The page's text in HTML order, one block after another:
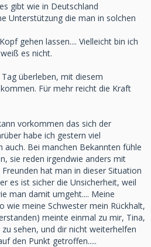
gibt wie in Deutschland
Unterstützung die man in solchen
gehen lassen.... Vielleicht bin ich
es nicht.
überleben, mit diesem
Für mehr reicht die Kraft
vorkommen das sich der
habe ich gestern viel
auch. Bei manchen Bekannten fühle
sie reden irgendwie anders mit
hat man in dieser Situation
es ist sicher die Unsicherheit, weil
man damit umgeht.... Meine
wie meine Schwester mein Rückhalt,
meinte einmal zu mir, Tina,
sehen, und dir nicht weiterhelfen
den Punkt getroffen.....